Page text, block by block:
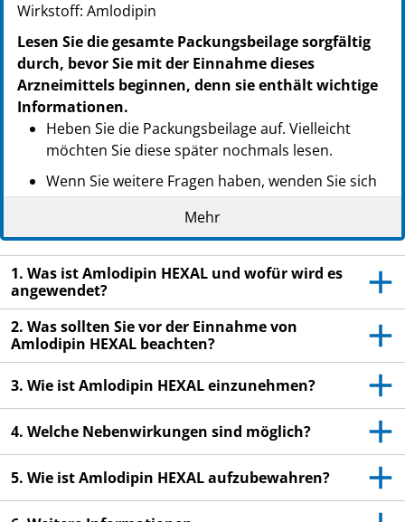
PPN: 110701873026
NTIN: 04150070187302
PZN: 07018747
PPN: 110701874716
NTIN: 04150070187470
Wirkstoff: Amlodipin
Lesen Sie die gesamte Packungsbeilage sorgfältig
durch, bevor Sie mit der Einnahme dieses
Arzneimittels beginnen, denn sie enthält wichtige
Informationen.
Heben Sie die Packungsbeilage auf. Vielleicht
möchten Sie diese später nochmals lesen.
Wenn Sie weitere Fragen haben, wenden Sie sich
an Ihren Arzt oder Apotheker.
Dieses Arzneimittel wurde Ihnen persönlich
verschrieben. Geben Sie es nicht an Dritte weiter.
Es kann anderen Menschen schaden, auch wenn
diese die gleichen Beschwerden haben wie Sie.
Wenn Sie Nebenwirkungen bemerken, wenden Sie
sich an Ihren Arzt oder Apotheker. Dies gilt auch
Packungsbeilage angegeben sind. Siehe Abschnitt
Mehr
1. Was ist Amlodipin HEXAL und wofür wird es
angewendet?
2. Was sollten Sie vor der Einnahme von
Amlodipin HEXAL beachten?
3. Wie ist Amlodipin HEXAL einzunehmen?
4. Welche Nebenwirkungen sind möglich?
5. Wie ist Amlodipin HEXAL aufzubewahren?